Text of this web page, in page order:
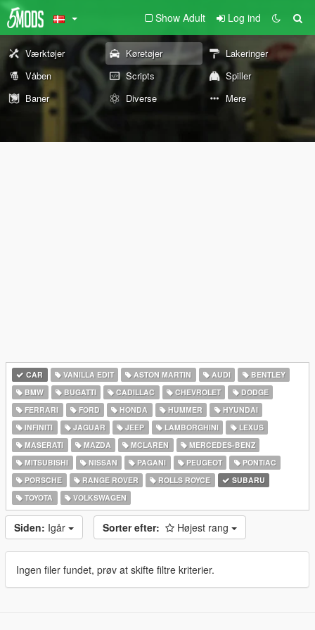
Show Adult Log ind
Værktøjer Køretøjer
Lakeringer
Våben
Scripts
Spiller
Baner
Diverse Mere
CAR VANILLA EDIT ASTON MARTIN AUDI
BENTLEY
BMW
BUGATTI CADILLAC CHEVROLET
DODGE
FERRARI
FORD HONDA HUMMER
HYUNDAI
INFINITI
JAGUAR JEEP LAMBORGHINI
LEXUS
MASERATI
MAZDA MCLAREN
MERCEDES-BENZ
MITSUBISHI
NISSAN PAGANI PEUGEOT
PONTIAC
PORSCHE
RANGE ROVER ROLLS ROYCE
SUBARU
TOYOTA
VOLKSWAGEN
Siden: Igår Sorter efter: Højest rang
Ingen filer fundet, prøv at skifte filtre kriterier.